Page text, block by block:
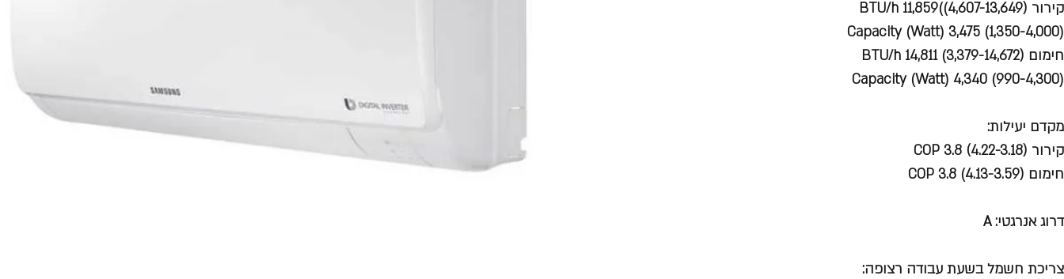
קירור (BTU/h 11,859((4,607-13,649
(Capacity (Watt) 3,475 (1,350-4,000
חימום (BTU/h 14,811 (3,379-14,672
(Capacity (Watt) 4,340 (990-4,300
מקדם יעילות:
קירור (4.22-3.18) COP 3.8
חימום (COP 3.8 (4.13-3.59
דרוג אנרגטי: A
צריכת חשמל בשעת עבודה רצופה: